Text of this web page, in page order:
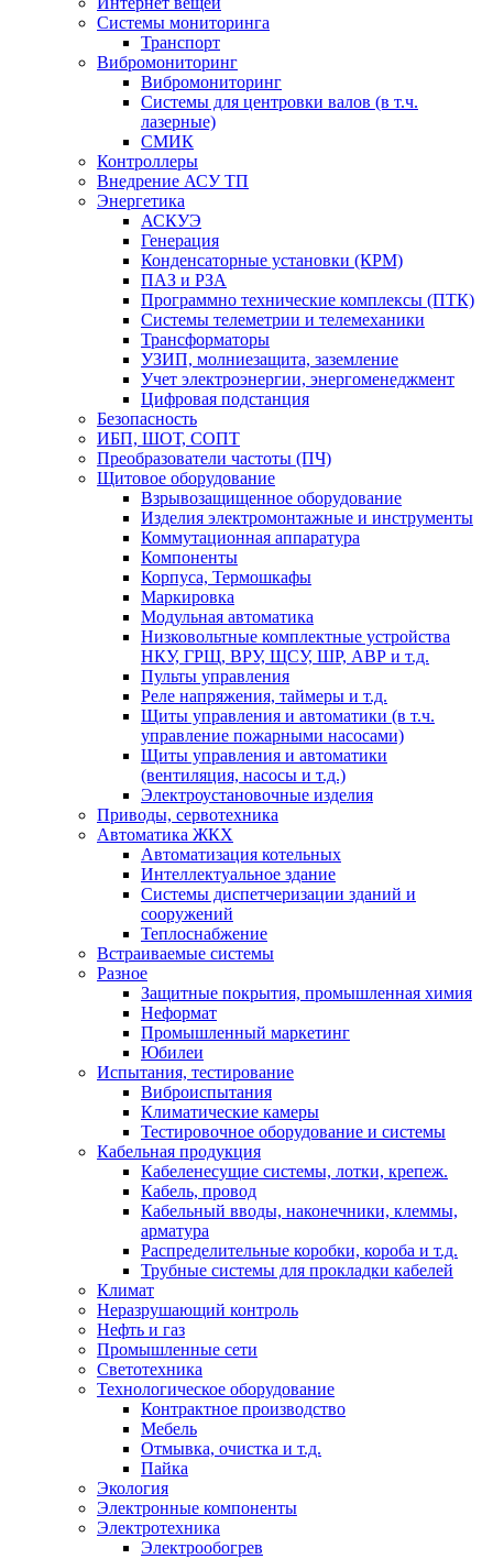
Системы мониторинга
Транспорт
Вибромониторинг
Вибромониторинг
Системы для центровки валов (в т.ч.
лазерные)
СМИК
Контроллеры
Внедрение АСУ ТП
Энергетика
АСКУЭ
Генерация
Конденсаторные установки (КРМ)
ПАЗ и РЗА
Программно технические комплексы (ПТК)
Системы телеметрии и телемеханики
Трансформаторы
УЗИП, молниезащита, заземление
Учет электроэнергии, энергоменеджмент
Цифровая подстанция
Безопасность
ИБП, ШОТ, СОПТ
Преобразователи частоты (ПЧ)
Щитовое оборудование
Взрывозащищенное оборудование
Изделия электромонтажные и инструменты
Коммутационная аппаратура
Компоненты
Корпуса, Термошкафы
Маркировка
Модульная автоматика
Низковольтные комплектные устройства
НКУ, ГРЩ, ВРУ, ЩСУ, ШР, АВР и т.д.
Пульты управления
Реле напряжения, таймеры и т.д.
Щиты управления и автоматики (в т.ч.
управление пожарными насосами)
Щиты управления и автоматики
(вентиляция, насосы и т.д.)
Электроустановочные изделия
Приводы, сервотехника
Автоматика ЖКХ
Автоматизация котельных
Интеллектуальное здание
Системы диспетчеризации зданий и
сооружений
Теплоснабжение
Встраиваемые системы
Разное
Защитные покрытия, промышленная химия
Неформат
Промышленный маркетинг
Юбилеи
Испытания, тестирование
Виброиспытания
Климатические камеры
Тестировочное оборудование и системы
Кабельная продукция
Кабеленесущие системы, лотки, крепеж.
Кабель, провод
Кабельный вводы, наконечники, клеммы,
арматура
Распределительные коробки, короба и т.д.
Трубные системы для прокладки кабелей
Климат
Неразрушающий контроль
Нефть и газ
Промышленные сети
Светотехника
Технологическое оборудование
Контрактное производство
Мебель
Отмывка, очистка и т.д.
Пайка
Экология
Электронные компоненты
Электротехника
Электрообогрев